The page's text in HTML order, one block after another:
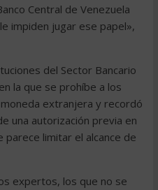
Central de Venezuela
impiden jugar ese papel»,
del Sector Bancario
la que se prohíbe a los
extranjera y recordó
una autorización previa en
limitar el alcance de
expertos, los que no se